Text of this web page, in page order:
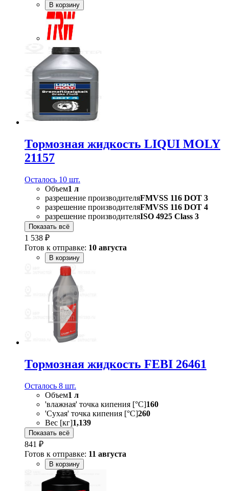
В корзину
Тормозная жидкость LIQUI MOLY
21157
Осталось 10 шт.
Объем1 л
разрешение производителяFMVSS 116 DOT 3
разрешение производителяFMVSS 116 DOT 4
разрешение производителяISO 4925 Class 3
Показать всё
1 538 ₽
Готов к отправке: 10 августа
В корзину
Тормозная жидкость FEBI 26461
Осталось 8 шт.
Объем1 л
'влажная' точка кипения [°C]160
'Сухая' точка кипения [°C]260
Вес [кг]1,139
Показать всё
841 ₽
Готов к отправке: 11 августа
В корзину